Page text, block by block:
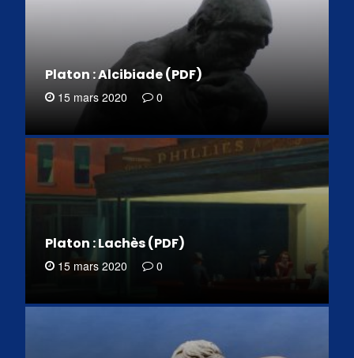
Platon : Alcibiade (PDF)
15 mars 2020 0
Platon : Lachès (PDF)
15 mars 2020 0